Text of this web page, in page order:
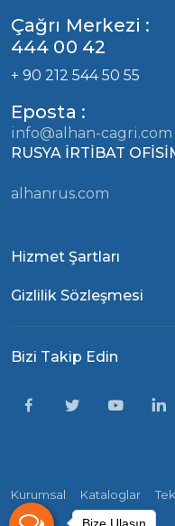
Çağrı Merkezi :
444 00 42
+ 90 212 544 50 55
Eposta :
info@alhan-cagri.com
RUSYA İRTİBAT
alhanrus.com
Hizmet Şartları
Gizlilik Sözleşmesi
Bizi Takip Edin
Kurumsal Kataloglar